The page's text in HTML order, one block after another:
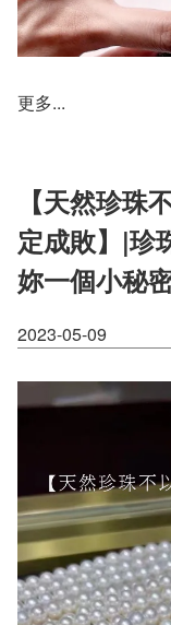
更多...
【天然珍珠
定成敗】|珍
妳一個小秘
2023-05-09